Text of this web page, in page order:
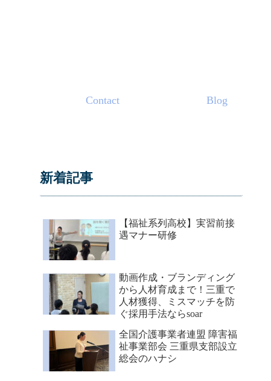
Contact Blog
新着記事
【福祉系列高校】実習前接
遇マナー研修
動画作成・ブランディング
から人材育成まで！三重で
人材獲得、ミスマッチを防
ぐ採用手法ならsoar
全国介護事業者連盟 障害福
祉事業部会 三重県支部設立
総会のハナシ